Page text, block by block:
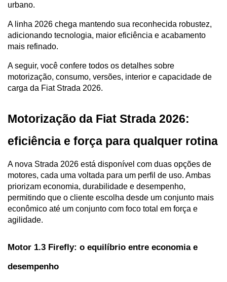
urbano.
A linha 2026 chega mantendo sua reconhecida robustez,
adicionando tecnologia, maior eficiência e acabamento
mais refinado.
A seguir, você confere todos os detalhes sobre
motorização, consumo, versões, interior e capacidade de
carga da Fiat Strada 2026.
Motorização da Fiat Strada 2026:
eficiência e força para qualquer rotina
A nova Strada 2026 está disponível com duas opções de
motores, cada uma voltada para um perfil de uso. Ambas
priorizam economia, durabilidade e desempenho,
permitindo que o cliente escolha desde um conjunto mais
econômico até um conjunto com foco total em força e
agilidade.
Motor 1.3 Firefly: o equilíbrio entre economia e
desempenho